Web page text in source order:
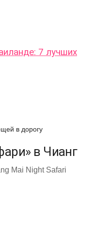
7 лучших
в дорогу
в Чианг
Mai Night Safari